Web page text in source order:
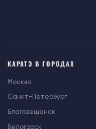
КАРАТЭ В ГОРОДАХ
Москва
Санкт-Петербург
Благовещенск
Белогорск